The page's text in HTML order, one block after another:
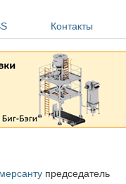
Контакты
председатель